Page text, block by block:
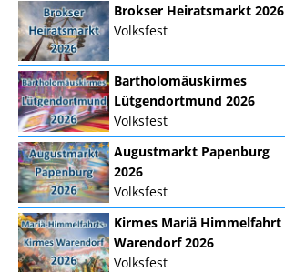
Brokser Heiratsmarkt 2026
Volksfest
Bartholomäuskirmes
Lütgendortmund 2026
Volksfest
Augustmarkt Papenburg
2026
Volksfest
Kirmes Mariä Himmelfahrt
Warendorf 2026
Volksfest